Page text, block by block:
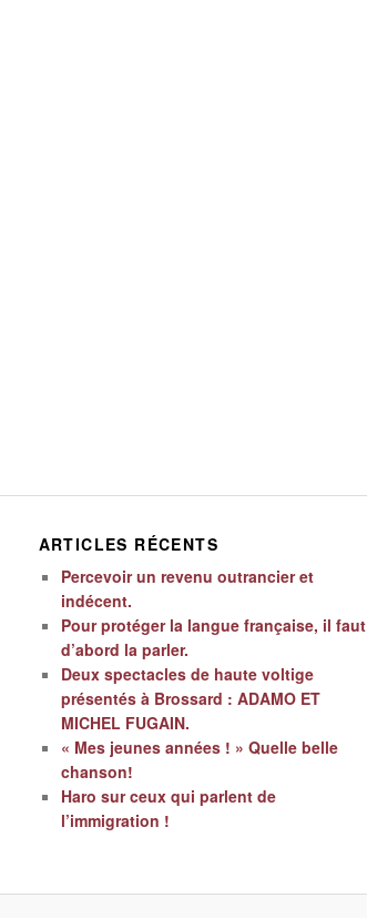
ARTICLES RÉCENTS
Percevoir un revenu outrancier et
indécent.
Pour protéger la langue française, il faut
d’abord la parler.
Deux spectacles de haute voltige
présentés à Brossard : ADAMO ET
MICHEL FUGAIN.
« Mes jeunes années ! » Quelle belle
chanson!
Haro sur ceux qui parlent de
l’immigration !